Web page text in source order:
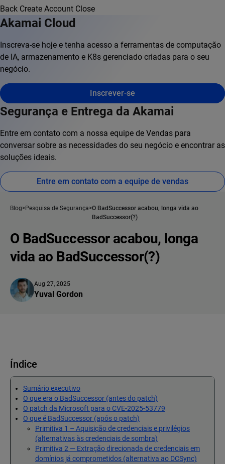
Back Create Account Close
Akamai Cloud
Inscreva-se hoje e tenha acesso a ferramentas de computação
de IA, armazenamento e K8s gerenciado criadas para o seu
negócio.
Inscrever-se
Segurança e Entrega da Akamai
Entre em contato com a nossa equipe de Vendas para
conversar sobre as necessidades do seu negócio e encontrar as
soluções ideais.
Entre em contato com a equipe de vendas
Blog Pesquisa de Segurança O BadSuccessor acabou, longa vida ao
BadSuccessor(?)
O BadSuccessor acabou, longa
vida ao BadSuccessor(?)
Aug 27, 2025
Yuval Gordon
Índice
Sumário executivo
O que era o BadSuccessor (antes do patch)
O patch da Microsoft para o CVE-2025-53779
O que é BadSuccessor (após o patch)
Primitiva 1 – Aquisição de credenciais e privilégios
(alternativas às credenciais de sombra)
Primitiva 2 — Extração direcionada de credenciais em
domínios já comprometidos (alternativa ao DCSync)